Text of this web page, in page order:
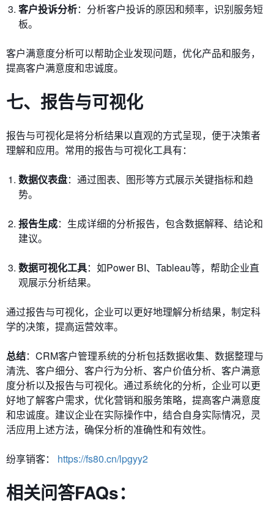
客户投诉分析：分析客户投诉的原因和频率，识别服务短
板。
客户满意度分析可以帮助企业发现问题，优化产品和服务，
提高客户满意度和忠诚度。
七、报告与可视化
报告与可视化是将分析结果以直观的方式呈现，便于决策者
理解和应用。常用的报告与可视化工具有：
数据仪表盘：通过图表、图形等方式展示关键指标和趋
势。
报告生成：生成详细的分析报告，包含数据解释、结论和
建议。
数据可视化工具：如Power BI、Tableau等，帮助企业直
观展示分析结果。
通过报告与可视化，企业可以更好地理解分析结果，制定科
学的决策，提高运营效率。
总结：CRM客户管理系统的分析包括数据收集、数据整理与
清洗、客户细分、客户行为分析、客户价值分析、客户满意
度分析以及报告与可视化。通过系统化的分析，企业可以更
好地了解客户需求，优化营销和服务策略，提高客户满意度
和忠诚度。建议企业在实际操作中，结合自身实际情况，灵
活应用上述方法，确保分析的准确性和有效性。
纷享销客： https://fs80.cn/lpgyy2
相关问答FAQs：